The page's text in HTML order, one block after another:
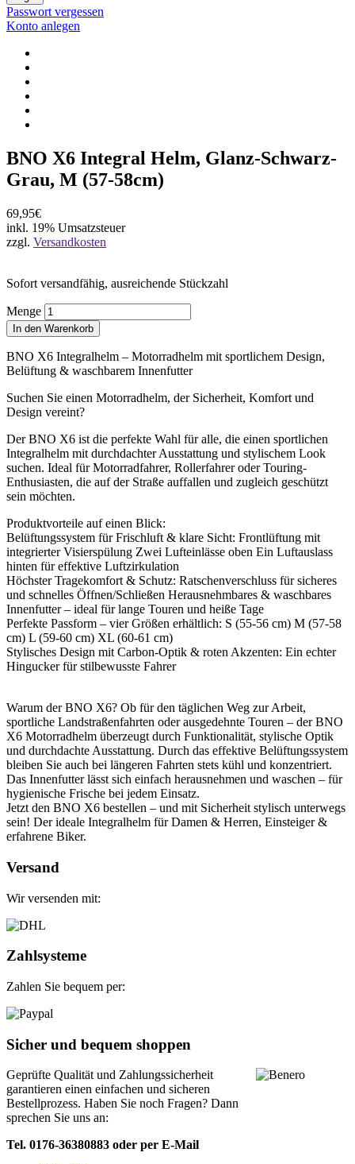
Passwort vergessen
Konto anlegen
BNO X6 Integral Helm, Glanz-Schwarz-
Grau, M (57-58cm)
69,95€
inkl. 19% Umsatzsteuer
zzgl. Versandkosten
Sofort versandfähig, ausreichende Stückzahl
Menge
In den Warenkorb
BNO X6 Integralhelm – Motorradhelm mit sportlichem Design,
Belüftung & waschbarem Innenfutter
Suchen Sie einen Motorradhelm, der Sicherheit, Komfort und
Design vereint?
Der BNO X6 ist die perfekte Wahl für alle, die einen sportlichen
Integralhelm mit durchdachter Ausstattung und stylischem Look
suchen. Ideal für Motorradfahrer, Rollerfahrer oder Touring-
Enthusiasten, die auf der Straße auffallen und zugleich geschützt
sein möchten.
Produktvorteile auf einen Blick:
Belüftungssystem für Frischluft & klare Sicht: Frontlüftung mit
integrierter Visierspülung Zwei Lufteinlässe oben Ein Luftauslass
hinten für effektive Luftzirkulation
Höchster Tragekomfort & Schutz: Ratschenverschluss für sicheres
und schnelles Öffnen/Schließen Herausnehmbares & waschbares
Innenfutter – ideal für lange Touren und heiße Tage
Perfekte Passform – vier Größen erhältlich: S (55-56 cm) M (57-58
cm) L (59-60 cm) XL (60-61 cm)
Stylisches Design mit Carbon-Optik & roten Akzenten: Ein echter
Hingucker für stilbewusste Fahrer
Warum der BNO X6? Ob für den täglichen Weg zur Arbeit,
sportliche Landstraßenfahrten oder ausgedehnte Touren – der BNO
X6 Motorradhelm überzeugt durch Funktionalität, stylische Optik
und durchdachte Ausstattung. Durch das effektive Belüftungssystem
bleiben Sie auch bei längeren Fahrten stets kühl und konzentriert.
Das Innenfutter lässt sich einfach herausnehmen und waschen – für
hygienische Frische bei jedem Einsatz.
Jetzt den BNO X6 bestellen – und mit Sicherheit stylisch unterwegs
sein! Der ideale Integralhelm für Damen & Herren, Einsteiger &
erfahrene Biker.
Versand
Wir versenden mit:
Zahlsysteme
Zahlen Sie bequem per:
Sicher und bequem shoppen
Geprüfte Qualität und Zahlungssicherheit
garantieren einen einfachen und sicheren
Bestellprozess. Haben Sie noch Fragen? Dann
sprechen Sie uns an:
Tel. 0176-36380883 oder per E-Mail